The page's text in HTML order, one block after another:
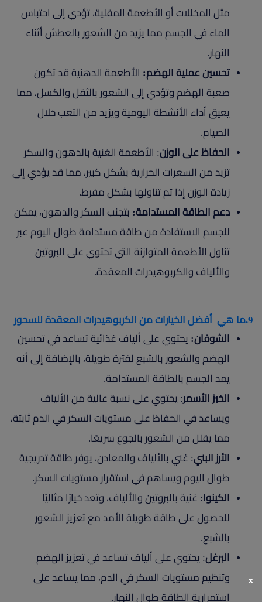
مثل المخللات أو الأطعمة المقلية، تؤدي إلى احتباس
الماء في الجسم مما يزيد من الشعور بالعطش أثناء
النهار.
تحسين عملية الهضم: الأطعمة الدهنية قد تكون
صعبة الهضم وتؤدي إلى الشعور بالثقل والكسل، مما
يعيق أداء الأنشطة اليومية ويزيد من التعب خلال
الصيام.
الحفاظ على الوزن: الأطعمة الغنية بالدهون والسكر
تزيد من السعرات الحرارية بشكل كبير، مما قد يؤدي إلى
زيادة الوزن إذا تم تناولها بشكل مفرط.
دعم الطاقة المستدامة: بتجنب السكر والدهون، يمكن
للجسم الاستفادة من طاقة مستدامة طوال اليوم عبر
تناول الأطعمة المتوازنة التي تحتوي على البروتين
والألياف والكربوهيدرات المعقدة.
9.ما هي أفضل الخيارات من الكربوهيدرات المعقدة للسحور
الشوفان: يحتوي على ألياف غذائية تساعد في تحسين
الهضم والشعور بالشبع لفترة طويلة، بالإضافة إلى أنه
يمد الجسم بالطاقة المستدامة.
الخبز الأسمر : يحتوي على نسبة عالية من الألياف
ويساعد في الحفاظ على مستويات السكر في الدم ثابتة،
مما يقلل من الشعور بالجوع سريعًا.
الأرز البني: غني بالألياف والمعادن، يوفر طاقة تدريجية
طوال اليوم ويساهم في استقرار مستويات السكر.
الكينوا : غنية بالبروتين والألياف، وتعد خيارًا مثاليًا
للحصول على طاقة طويلة الأمد مع تعزيز الشعور
بالشبع.
البرغل: يحتوي على ألياف تساعد في تعزيز الهضم
وتنظيم مستويات السكر في الدم، مما يساعد على
استمرارية الطاقة طوال النهار.
x